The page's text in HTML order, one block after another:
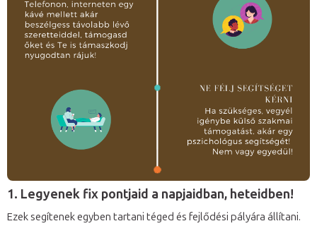
1. Legyenek fix pontjaid a napjaidban, heteidben!
Ezek segítenek egyben tartani téged és fejlődési pályára állítani.